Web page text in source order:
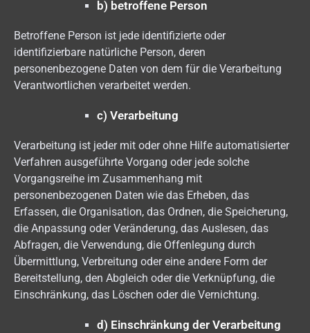
b) betroffene Person
Betroffene Person ist jede identifizierte oder
identifizierbare natürliche Person, deren
personenbezogene Daten von dem für die Verarbeitung
Verantwortlichen verarbeitet werden.
c) Verarbeitung
Verarbeitung ist jeder mit oder ohne Hilfe automatisierter
Verfahren ausgeführte Vorgang oder jede solche
Vorgangsreihe im Zusammenhang mit
personenbezogenen Daten wie das Erheben, das
Erfassen, die Organisation, das Ordnen, die Speicherung,
die Anpassung oder Veränderung, das Auslesen, das
Abfragen, die Verwendung, die Offenlegung durch
Übermittlung, Verbreitung oder eine andere Form der
Bereitstellung, den Abgleich oder die Verknüpfung, die
Einschränkung, das Löschen oder die Vernichtung.
d) Einschränkung der Verarbeitung